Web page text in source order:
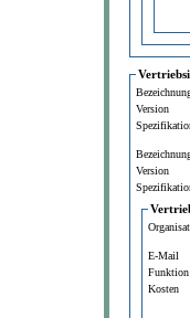
Version
Version
E-Mail
Funktion
Kosten